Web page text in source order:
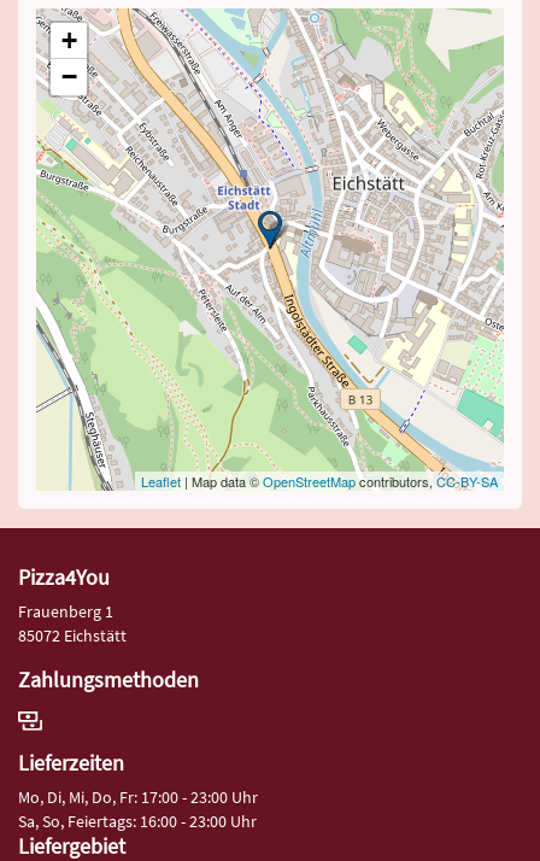
+
−
Leaflet | Map data ©OpenStreetMapcontributors,CC-BY-SA
Pizza4You
Frauenberg 1
85072 Eichstätt
Zahlungsmethoden
Lieferzeiten
Mo, Di, Mi, Do, Fr: 17:00 - 23:00 Uhr
Sa, So, Feiertags: 16:00 - 23:00 Uhr
Liefergebiet